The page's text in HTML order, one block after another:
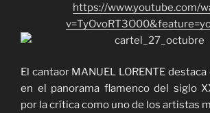
https://www.youtube.com/
El cantaor MANUEL LORENTE
en el panorama flamenco del siglo
por la crítica como uno de los artistas